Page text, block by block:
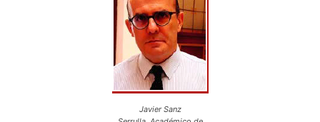
Javier Sanz